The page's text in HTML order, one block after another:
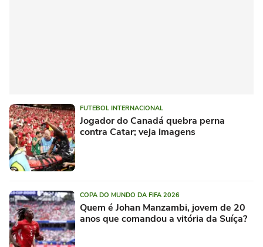
FUTEBOL INTERNACIONAL
Jogador do Canadá quebra perna
contra Catar; veja imagens
COPA DO MUNDO DA FIFA 2026
Quem é Johan Manzambi, jovem de 20
anos que comandou a vitória da Suíça?